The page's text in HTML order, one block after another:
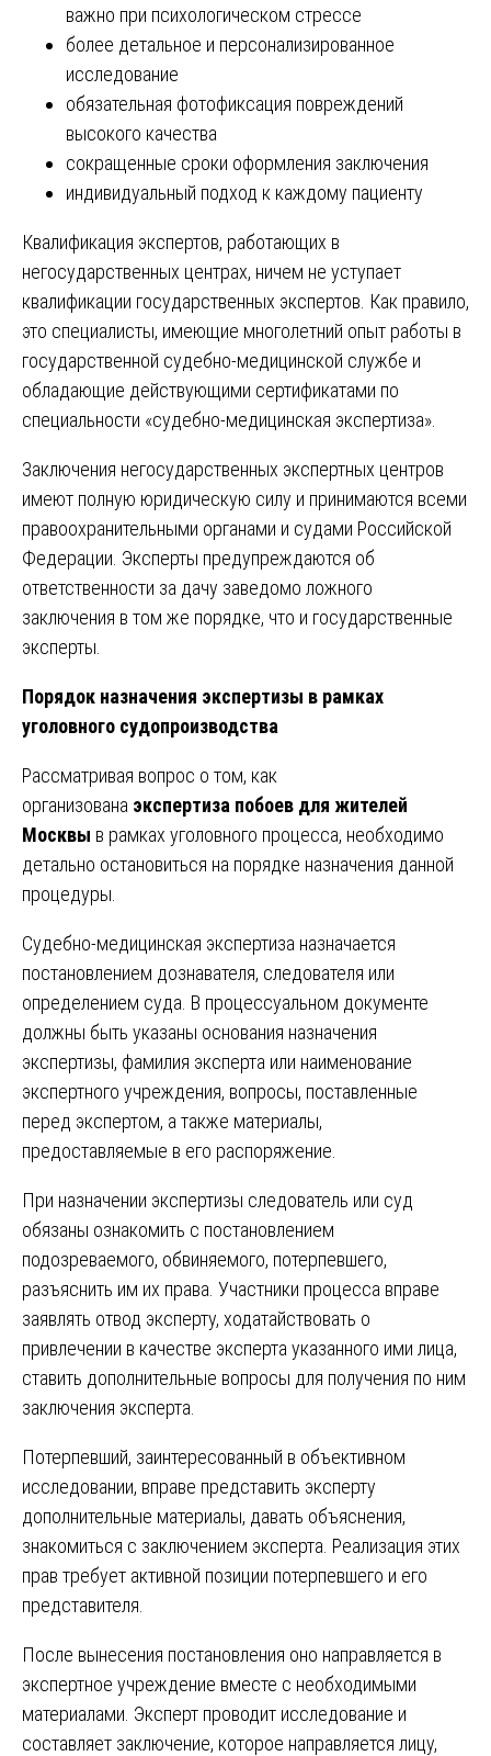
важно при психологическом стрессе
более детальное и персонализированное
исследование
обязательная фотофиксация повреждений
высокого качества
сокращенные сроки оформления заключения
индивидуальный подход к каждому пациенту
Квалификация экспертов, работающих в
негосударственных центрах, ничем не уступает
квалификации государственных экспертов. Как правило,
это специалисты, имеющие многолетний опыт работы в
государственной судебно-медицинской службе и
обладающие действующими сертификатами по
специальности «судебно-медицинская экспертиза».
Заключения негосударственных экспертных центров
имеют полную юридическую силу и принимаются всеми
правоохранительными органами и судами Российской
Федерации. Эксперты предупреждаются об
ответственности за дачу заведомо ложного
заключения в том же порядке, что и государственные
эксперты.
Порядок назначения экспертизы в рамках
уголовного судопроизводства
Рассматривая вопрос о том, как
организована экспертиза побоев для жителей
Москвы в рамках уголовного процесса, необходимо
детально остановиться на порядке назначения данной
процедуры.
Судебно-медицинская экспертиза назначается
постановлением дознавателя, следователя или
определением суда. В процессуальном документе
должны быть указаны основания назначения
экспертизы, фамилия эксперта или наименование
экспертного учреждения, вопросы, поставленные
перед экспертом, а также материалы,
предоставляемые в его распоряжение.
При назначении экспертизы следователь или суд
обязаны ознакомить с постановлением
подозреваемого, обвиняемого, потерпевшего,
разъяснить им их права. Участники процесса вправе
заявлять отвод эксперту, ходатайствовать о
привлечении в качестве эксперта указанного ими лица,
ставить дополнительные вопросы для получения по ним
заключения эксперта.
Потерпевший, заинтересованный в объективном
исследовании, вправе представить эксперту
дополнительные материалы, давать объяснения,
знакомиться с заключением эксперта. Реализация этих
прав требует активной позиции потерпевшего и его
представителя.
После вынесения постановления оно направляется в
экспертное учреждение вместе с необходимыми
материалами. Эксперт проводит исследование и
составляет заключение, которое направляется лицу,